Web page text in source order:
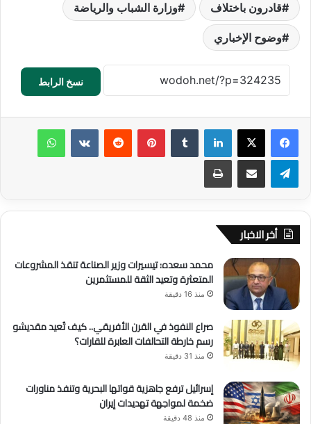
قادرون باختلاف وزارة الشباب والرياضة
وضوح الإخباري
نسخ الرابط
لينكدإن بينتيريست
أخر الاخبار
محمد سعده: تيسيرات وزير الصناعة تنقذ المشروعات
المتعثرة وتعيد الثقة للمستثمرين
منذ 16 دقيقة
صراع النفوذ في القرن الأفريقي.. كيف تُعيد مقديشو
رسم خارطة التحالفات العابرة للقارات؟
منذ 31 دقيقة
إسرائيل ترفع جاهزية قواتها البحرية وتنفذ مناورات
ضخمة لمواجهة تهديدات إيران
منذ 48 دقيقة